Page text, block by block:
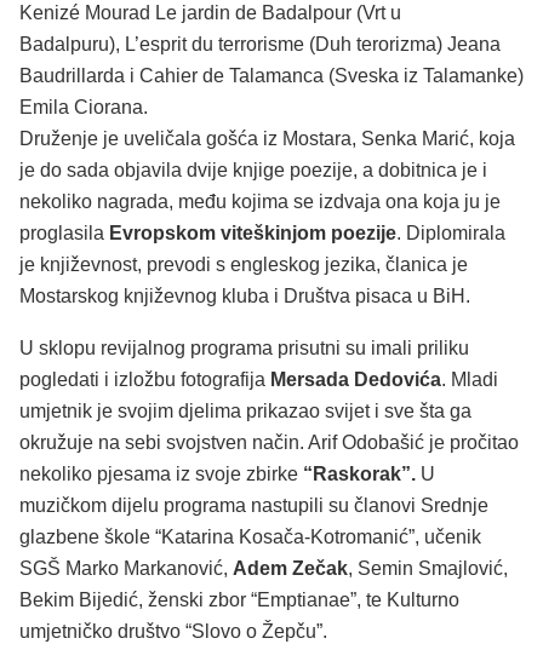
Kenizé Mourad Le jardin de Badalpour (Vrt u
Badalpuru), L’esprit du terrorisme (Duh terorizma) Jeana
Baudrillarda i Cahier de Talamanca (Sveska iz Talamanke)
Emila Ciorana.
Druženje je uveličala gošća iz Mostara, Senka Marić, koja
je do sada objavila dvije knjige poezije, a dobitnica je i
nekoliko nagrada, među kojima se izdvaja ona koja ju je
proglasila Evropskom viteškinjom poezije. Diplomirala
je književnost, prevodi s engleskog jezika, članica je
Mostarskog književnog kluba i Društva pisaca u BiH.
U sklopu revijalnog programa prisutni su imali priliku
pogledati i izložbu fotografija Mersada Dedovića. Mladi
umjetnik je svojim djelima prikazao svijet i sve šta ga
okružuje na sebi svojstven način. Arif Odobašić je pročitao
nekoliko pjesama iz svoje zbirke “Raskorak”. U
muzičkom dijelu programa nastupili su članovi Srednje
glazbene škole “Katarina Kosača-Kotromanić”, učenik
SGŠ Marko Markanović, Adem Zečak, Semin Smajlović,
Bekim Bijedić, ženski zbor “Emptianae”, te Kulturno
umjetničko društvo “Slovo o Žepču”.